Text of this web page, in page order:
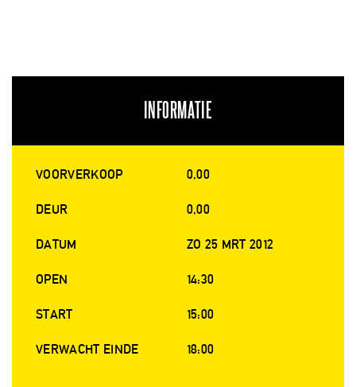
INFORMATIE
VOORVERKOOP 0,00
DEUR 0,00
DATUM ZO 25 MRT 2012
OPEN 14:30
START 15:00
VERWACHT EINDE 18:00